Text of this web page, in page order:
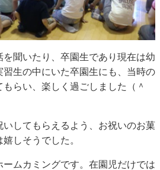
を聞いたり、卒園生であり現在は幼
生の中にいた卒園生にも、当時の
らい、楽しく過ごしました（＾
してもらえるよう、お祝いのお菓
しそうでした。
ムカミングです。在園児だけでは